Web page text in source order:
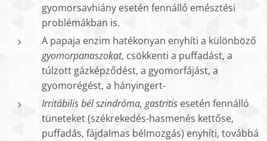
gyomorsavhiány esetén fennálló emésztési
problémákban is.
A papaja enzim hatékonyan enyhíti a különböző
gyomorpanaszokat, csökkenti a puffadást, a
túlzott gázképződést, a gyomorfájást, a
gyomorégést, a hányingert-
Irritábilis bél szindróma, gastritis esetén fennálló
tüneteket (székrekedés-hasmenés kettőse,
puffadás, fájdalmas bélmozgás) enyhíti, továbbá